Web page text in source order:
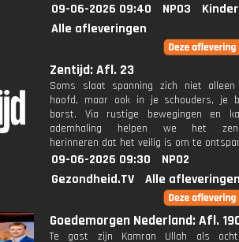
09-06-2026 09:40 NPO3
Alle afleveringen
Zentijd: Afl. 23
Soms slaat spanning zich niet
hoofd, maar ook in je schouders, je
borst. Via rustige bewegingen en
ademhaling helpen we het
herinneren dat het veilig is om te
09-06-2026 09:30
NPO2
Gezondheid.TV
Alle
Goedemorgen Nederland: Afl.
Te gast zijn Kamran Ullah als